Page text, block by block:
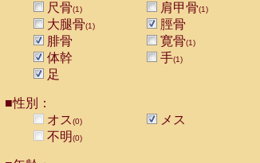
尺骨(1) 肩甲骨(1)
大腿骨(1)
脛骨
腓骨
寛骨(1)
体幹 手(1)
足
■性別：
オス(0)
メス
不明(0)